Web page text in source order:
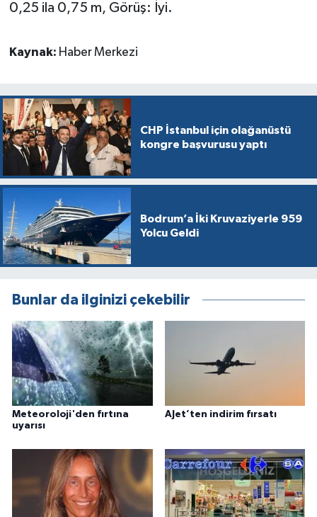
0,25 ila 0,75 m, Görüş: İyi.
Kaynak: Haber Merkezi
CHP İstanbul için olağanüstü
kongre başvurusu yaptı
Bodrum’a İki Kruvaziyerle 959
Yolcu Geldi
Bunlar da ilginizi çekebilir
Meteoroloji'den fırtına
uyarısı
AJet’ten indirim fırsatı